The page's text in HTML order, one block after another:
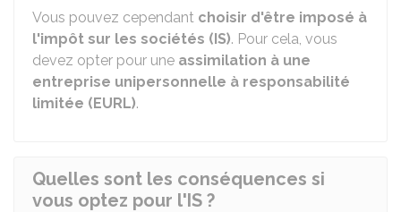
Vous pouvez cependant choisir d'être imposé à
l'impôt sur les sociétés (IS). Pour cela, vous
devez opter pour une assimilation à une
entreprise unipersonnelle à responsabilité
limitée (EURL).
Quelles sont les conséquences si
vous optez pour l'IS ?